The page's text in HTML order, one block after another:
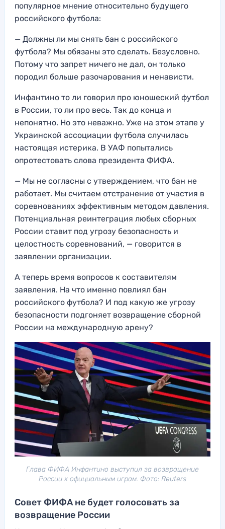
популярное мнение относительно будущего
российского футбола:
— Должны ли мы снять бан с российского
футбола? Мы обязаны это сделать. Безусловно.
Потому что запрет ничего не дал, он только
породил больше разочарования и ненависти.
Инфантино то ли говорил про юношеский футбол
в России, то ли про весь. Так до конца и
непонятно. Но это неважно. Уже на этом этапе у
Украинской ассоциации футбола случилась
настоящая истерика. В УАФ попытались
опротестовать слова президента ФИФА.
— Мы не согласны с утверждением, что бан не
работает. Мы считаем отстранение от участия в
соревнованиях эффективным методом давления.
Потенциальная реинтеграция любых сборных
России ставит под угрозу безопасность и
целостность соревнований, — говорится в
заявлении организации.
А теперь время вопросов к составителям
заявления. На что именно повлиял бан
российского футбола? И под какую же угрозу
безопасности подгоняет возвращение сборной
России на международную арену?
Глава ФИФА Инфантино выступил за возвращение
России к официальным играм. Фото: Reuters
Совет ФИФА не будет голосовать за
возвращение России